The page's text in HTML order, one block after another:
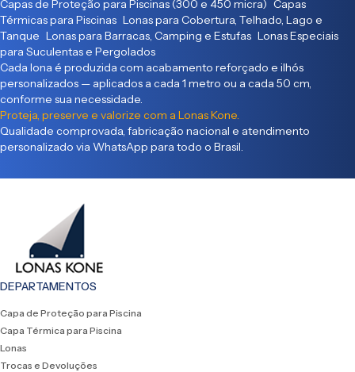
Capas de Proteção para Piscinas (300 e 450 micra) Capas
Térmicas para Piscinas Lonas para Cobertura, Telhado, Lago e
Tanque Lonas para Barracas, Camping e Estufas Lonas Especiais
para Suculentas e Pergolados
Cada lona é produzida com acabamento reforçado e ilhós
personalizados — aplicados a cada 1 metro ou a cada 50 cm,
conforme sua necessidade.
Proteja, preserve e valorize com a Lonas Kone.
Qualidade comprovada, fabricação nacional e atendimento
personalizado via WhatsApp para todo o Brasil.
DEPARTAMENTOS
Capa de Proteção para Piscina
Capa Térmica para Piscina
Lonas
Trocas e Devoluções